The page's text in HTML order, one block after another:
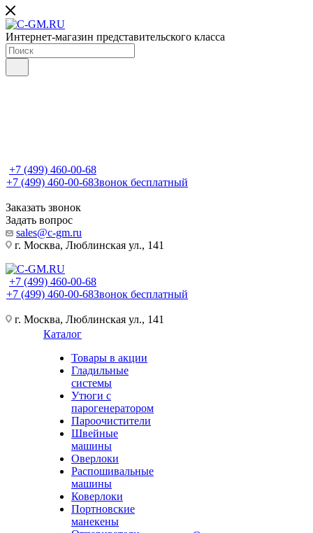
Интернет-магазин представительского класса
+7 (499) 460-00-68
+7 (499) 460-00-68Звонок бесплатный
Заказать звонок
Задать вопрос
sales@c-gm.ru
г. Москва, Люблинская ул., 141
+7 (499) 460-00-68
+7 (499) 460-00-68Звонок бесплатный
г. Москва, Люблинская ул., 141
Каталог
Товары в акции
Гладильные
системы
Утюги с
парогенератором
Пароочистители
Швейные
машины
Оверлоки
Распошивальные
машины
Коверлоки
Портновские
манекены